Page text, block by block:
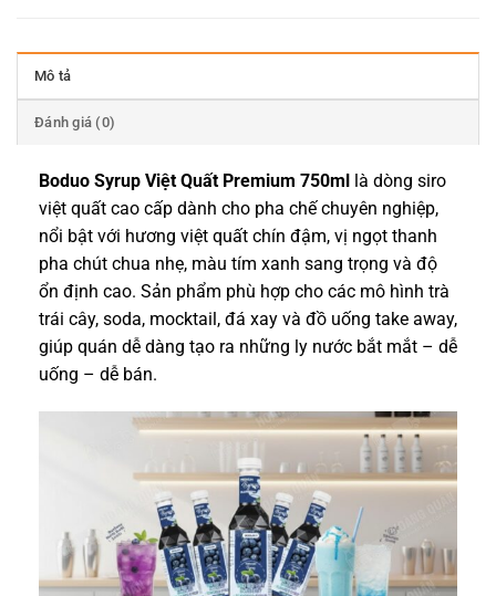
Mô tả
Đánh giá (0)
Boduo Syrup Việt Quất Premium 750ml
là dòng siro
việt quất cao cấp dành cho pha chế chuyên nghiệp,
nổi bật với hương việt quất chín đậm, vị ngọt thanh
pha chút chua nhẹ, màu tím xanh sang trọng và độ
ổn định cao. Sản phẩm phù hợp cho các mô hình trà
trái cây, soda, mocktail, đá xay và đồ uống take away,
giúp quán dễ dàng tạo ra những ly nước bắt mắt – dễ
uống – dễ bán.